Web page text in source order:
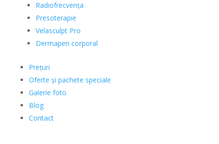
Radiofrecvența
Presoterapie
Velasculpt Pro
Dermapen corporal
Prețuri
Oferte și pachete speciale
Galerie foto
Blog
Contact